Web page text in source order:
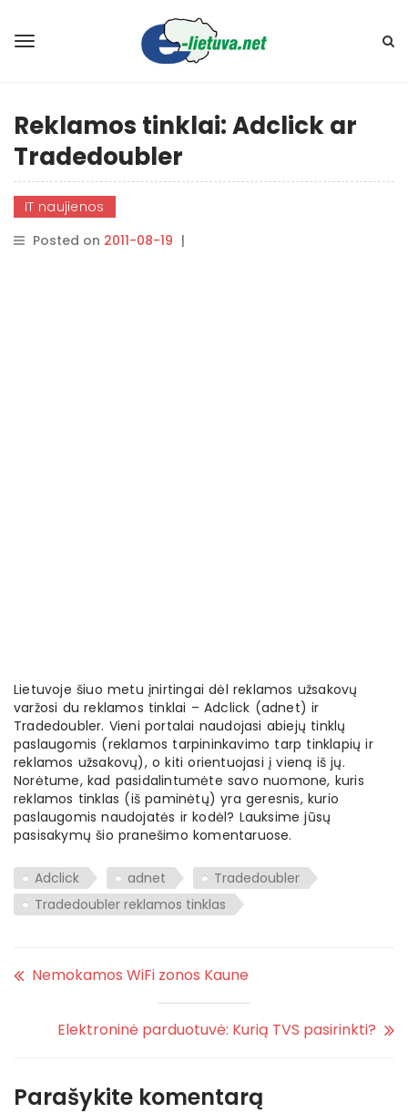
Reklamos tinklai: Adclick ar
Tradedoubler
IT naujienos
Posted on 2011-08-19 |
Lietuvoje šiuo metu įnirtingai dėl reklamos užsakovų
varžosi du reklamos tinklai – Adclick (adnet) ir
Tradedoubler. Vieni portalai naudojasi abiejų tinklų
paslaugomis (reklamos tarpininkavimo tarp tinklapių ir
reklamos užsakovų), o kiti orientuojasi į vieną iš jų.
Norėtume, kad pasidalintumėte savo nuomone, kuris
reklamos tinklas (iš paminėtų) yra geresnis, kurio
paslaugomis naudojatės ir kodėl? Lauksime jūsų
pasisakymų šio pranešimo komentaruose.
Adclick adnet
Tradedoubler
Tradedoubler reklamos tinklas
Nemokamos WiFi zonos Kaune
Elektroninė parduotuvė: Kurią TVS pasirinkti?
Parašykite komentarą